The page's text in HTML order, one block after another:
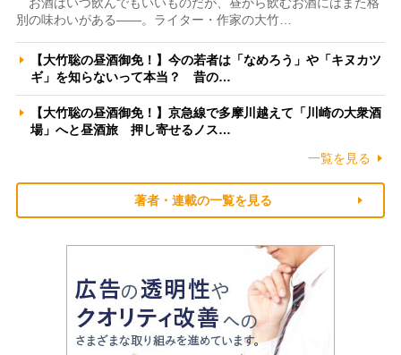
別の味わいがある――。ライター・作家の大竹…
【大竹聡の昼酒御免！】今の若者は「なめろう」や「キヌカツ
ギ」を知らないって本当？ 昔の…
【大竹聡の昼酒御免！】京急線で多摩川越えて「川崎の大衆酒
場」へと昼酒旅 押し寄せるノス…
一覧を見る
著者・連載の一覧を見る